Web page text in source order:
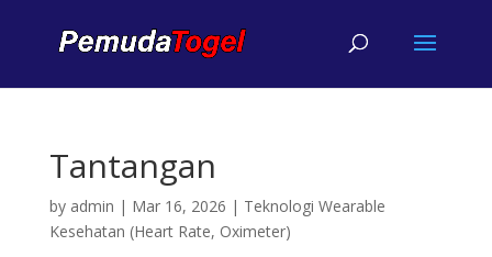
Tantangan
by admin | Mar 16, 2026 | Teknologi Wearable
Kesehatan (Heart Rate, Oximeter)